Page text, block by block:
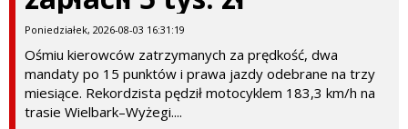
Poniedziałek, 2026-08-03 16:31:19
Ośmiu kierowców zatrzymanych za prędkość, dwa
mandaty po 15 punktów i prawa jazdy odebrane na trzy
miesiące. Rekordzista pędził motocyklem 183,3 km/h na
trasie Wielbark–Wyżegi....